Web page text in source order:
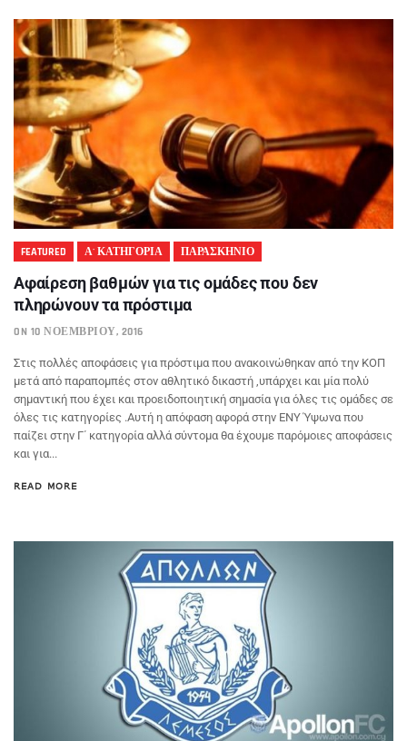
FEATURED Α' ΚΑΤΗΓΟΡΙΑ ΠΑΡΑΣΚΗΝΙΟ
Αφαίρεση βαθμών για τις ομάδες που δεν
πληρώνουν τα πρόστιμα
ON 10 ΝΟΕΜΒΡΊΟΥ, 2016
Στις πολλές αποφάσεις για πρόστιμα που ανακοινώθηκαν από την ΚΟΠ
μετά από παραπομπές στον αθλητικό δικαστή ,υπάρχει και μία πολύ
σημαντική που έχει και προειδοποιητική σημασία για όλες τις ομάδες σε
όλες τις κατηγορίες .Αυτή η απόφαση αφορά στην ΕΝΥ Ύψωνα που
παίζει στην Γ΄ κατηγορία αλλά σύντομα θα έχουμε παρόμοιες αποφάσεις
και για...
READ MORE